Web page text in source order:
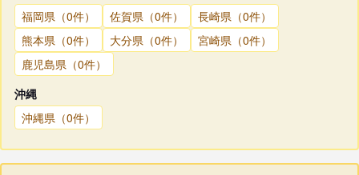
福岡県（0件） 佐賀県（0件）
長崎県（0件）
熊本県（0件）
大分県（0件）
宮崎県（0件）
鹿児島県（0件）
沖縄
沖縄県（0件）